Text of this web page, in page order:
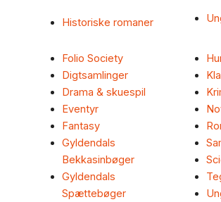
Historiske romaner
Folio Society
Digtsamlinger
Drama & skuespil
Eventyr
Fantasy
Gyldendals
Bekkasinbøger
Gyldendals
Spættebøger